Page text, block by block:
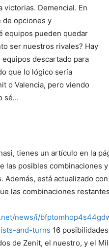
victorias. Demencial. En
de opciones y
equipos pueden quedar
ser nuestros rivales? Hay
descartado para
que lo lógico sería
o Valencia, pero viendo
sé…
tienes un artículo en la
las posibles combinaciones
Además, está actualizado
las combinaciones
news/i/
and-turns 16
de Zenit, el nuestro, y el